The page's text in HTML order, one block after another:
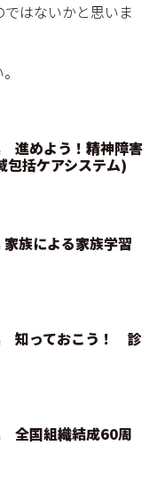
はないかと思いま
進めよう！精神障害
包括ケアシステム)
族による家族学習
知っておこう！ 診
全国組織結成60周